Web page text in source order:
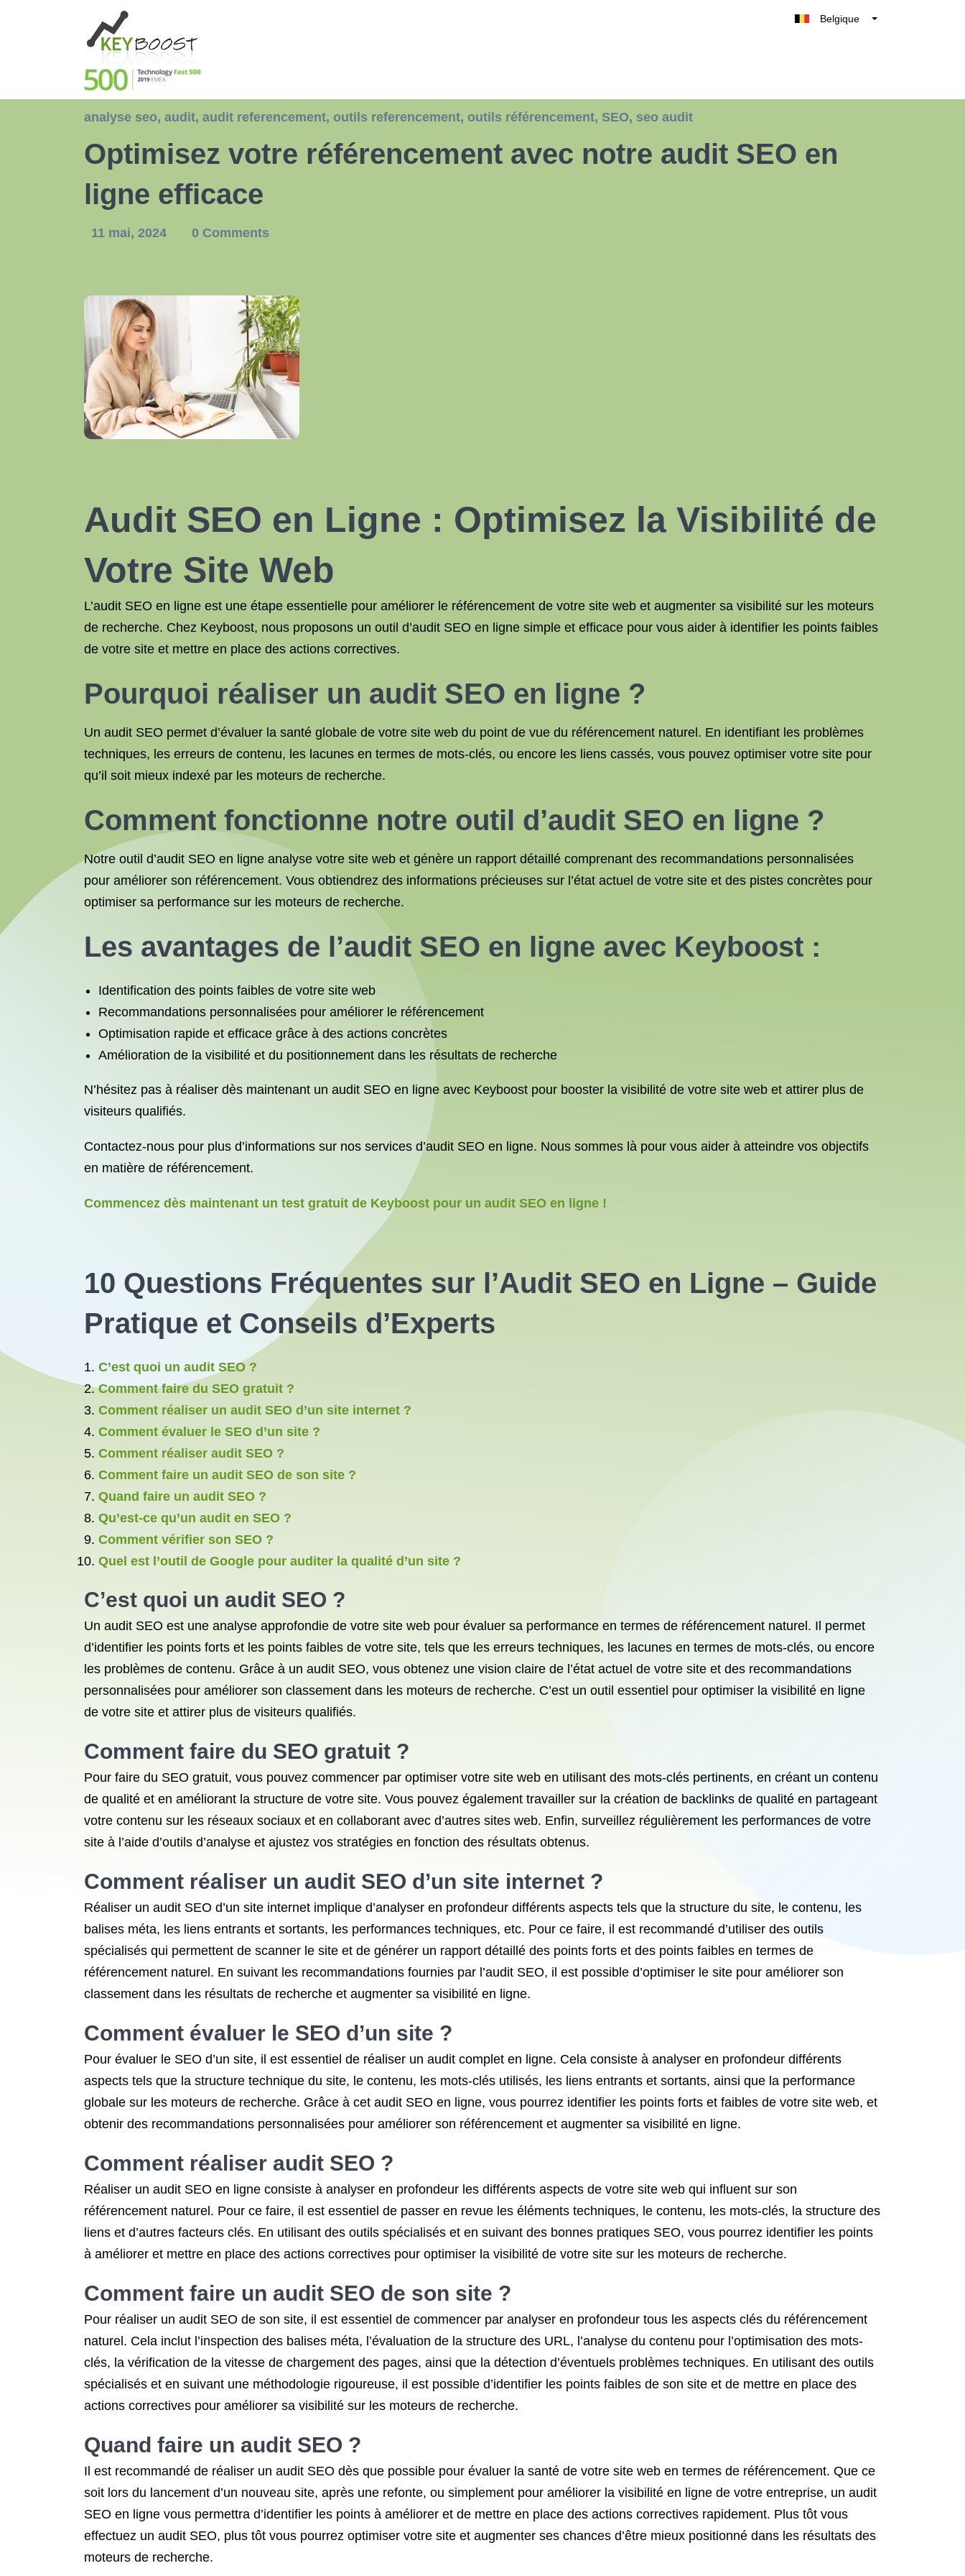
Belgique
España
analyse seo, audit, audit referencement, outils referencement, outils référencement, SEO, seo audit
Optimisez votre référencement avec notre audit SEO en
ligne efficace
11 mai, 2024 0 Comments
Audit SEO en Ligne : Optimisez la Visibilité de
Votre Site Web
L’audit SEO en ligne est une étape essentielle pour améliorer le référencement de votre site web et augmenter sa visibilité sur les moteurs
de recherche. Chez Keyboost, nous proposons un outil d’audit SEO en ligne simple et efficace pour vous aider à identifier les points faibles
de votre site et mettre en place des actions correctives.
Pourquoi réaliser un audit SEO en ligne ?
Un audit SEO permet d’évaluer la santé globale de votre site web du point de vue du référencement naturel. En identifiant les problèmes
techniques, les erreurs de contenu, les lacunes en termes de mots-clés, ou encore les liens cassés, vous pouvez optimiser votre site pour
qu’il soit mieux indexé par les moteurs de recherche.
Comment fonctionne notre outil d’audit SEO en ligne ?
Notre outil d’audit SEO en ligne analyse votre site web et génère un rapport détaillé comprenant des recommandations personnalisées
pour améliorer son référencement. Vous obtiendrez des informations précieuses sur l’état actuel de votre site et des pistes concrètes pour
optimiser sa performance sur les moteurs de recherche.
Les avantages de l’audit SEO en ligne avec Keyboost :
Identification des points faibles de votre site web
Recommandations personnalisées pour améliorer le référencement
Optimisation rapide et efficace grâce à des actions concrètes
Amélioration de la visibilité et du positionnement dans les résultats de recherche
N’hésitez pas à réaliser dès maintenant un audit SEO en ligne avec Keyboost pour booster la visibilité de votre site web et attirer plus de
visiteurs qualifiés.
Contactez-nous pour plus d’informations sur nos services d’audit SEO en ligne. Nous sommes là pour vous aider à atteindre vos objectifs
en matière de référencement.
Commencez dès maintenant un test gratuit de Keyboost pour un audit SEO en ligne !
10 Questions Fréquentes sur l’Audit SEO en Ligne – Guide
Pratique et Conseils d’Experts
C’est quoi un audit SEO ?
Comment faire du SEO gratuit ?
Comment réaliser un audit SEO d’un site internet ?
Comment évaluer le SEO d’un site ?
Comment réaliser audit SEO ?
Comment faire un audit SEO de son site ?
Quand faire un audit SEO ?
Qu’est-ce qu’un audit en SEO ?
Comment vérifier son SEO ?
Quel est l’outil de Google pour auditer la qualité d’un site ?
C’est quoi un audit SEO ?
Un audit SEO est une analyse approfondie de votre site web pour évaluer sa performance en termes de référencement naturel. Il permet
d’identifier les points forts et les points faibles de votre site, tels que les erreurs techniques, les lacunes en termes de mots-clés, ou encore
les problèmes de contenu. Grâce à un audit SEO, vous obtenez une vision claire de l’état actuel de votre site et des recommandations
personnalisées pour améliorer son classement dans les moteurs de recherche. C’est un outil essentiel pour optimiser la visibilité en ligne
de votre site et attirer plus de visiteurs qualifiés.
Comment faire du SEO gratuit ?
Pour faire du SEO gratuit, vous pouvez commencer par optimiser votre site web en utilisant des mots-clés pertinents, en créant un contenu
de qualité et en améliorant la structure de votre site. Vous pouvez également travailler sur la création de backlinks de qualité en partageant
votre contenu sur les réseaux sociaux et en collaborant avec d’autres sites web. Enfin, surveillez régulièrement les performances de votre
site à l’aide d’outils d’analyse et ajustez vos stratégies en fonction des résultats obtenus.
Comment réaliser un audit SEO d’un site internet ?
Réaliser un audit SEO d’un site internet implique d’analyser en profondeur différents aspects tels que la structure du site, le contenu, les
balises méta, les liens entrants et sortants, les performances techniques, etc. Pour ce faire, il est recommandé d’utiliser des outils
spécialisés qui permettent de scanner le site et de générer un rapport détaillé des points forts et des points faibles en termes de
référencement naturel. En suivant les recommandations fournies par l’audit SEO, il est possible d’optimiser le site pour améliorer son
classement dans les résultats de recherche et augmenter sa visibilité en ligne.
Comment évaluer le SEO d’un site ?
Pour évaluer le SEO d’un site, il est essentiel de réaliser un audit complet en ligne. Cela consiste à analyser en profondeur différents
aspects tels que la structure technique du site, le contenu, les mots-clés utilisés, les liens entrants et sortants, ainsi que la performance
globale sur les moteurs de recherche. Grâce à cet audit SEO en ligne, vous pourrez identifier les points forts et faibles de votre site web, et
obtenir des recommandations personnalisées pour améliorer son référencement et augmenter sa visibilité en ligne.
Comment réaliser audit SEO ?
Réaliser un audit SEO en ligne consiste à analyser en profondeur les différents aspects de votre site web qui influent sur son
référencement naturel. Pour ce faire, il est essentiel de passer en revue les éléments techniques, le contenu, les mots-clés, la structure des
liens et d’autres facteurs clés. En utilisant des outils spécialisés et en suivant des bonnes pratiques SEO, vous pourrez identifier les points
à améliorer et mettre en place des actions correctives pour optimiser la visibilité de votre site sur les moteurs de recherche.
Comment faire un audit SEO de son site ?
Pour réaliser un audit SEO de son site, il est essentiel de commencer par analyser en profondeur tous les aspects clés du référencement
naturel. Cela inclut l’inspection des balises méta, l’évaluation de la structure des URL, l’analyse du contenu pour l’optimisation des mots-
clés, la vérification de la vitesse de chargement des pages, ainsi que la détection d’éventuels problèmes techniques. En utilisant des outils
spécialisés et en suivant une méthodologie rigoureuse, il est possible d’identifier les points faibles de son site et de mettre en place des
actions correctives pour améliorer sa visibilité sur les moteurs de recherche.
Quand faire un audit SEO ?
Il est recommandé de réaliser un audit SEO dès que possible pour évaluer la santé de votre site web en termes de référencement. Que ce
soit lors du lancement d’un nouveau site, après une refonte, ou simplement pour améliorer la visibilité en ligne de votre entreprise, un audit
SEO en ligne vous permettra d’identifier les points à améliorer et de mettre en place des actions correctives rapidement. Plus tôt vous
effectuez un audit SEO, plus tôt vous pourrez optimiser votre site et augmenter ses chances d’être mieux positionné dans les résultats des
moteurs de recherche.